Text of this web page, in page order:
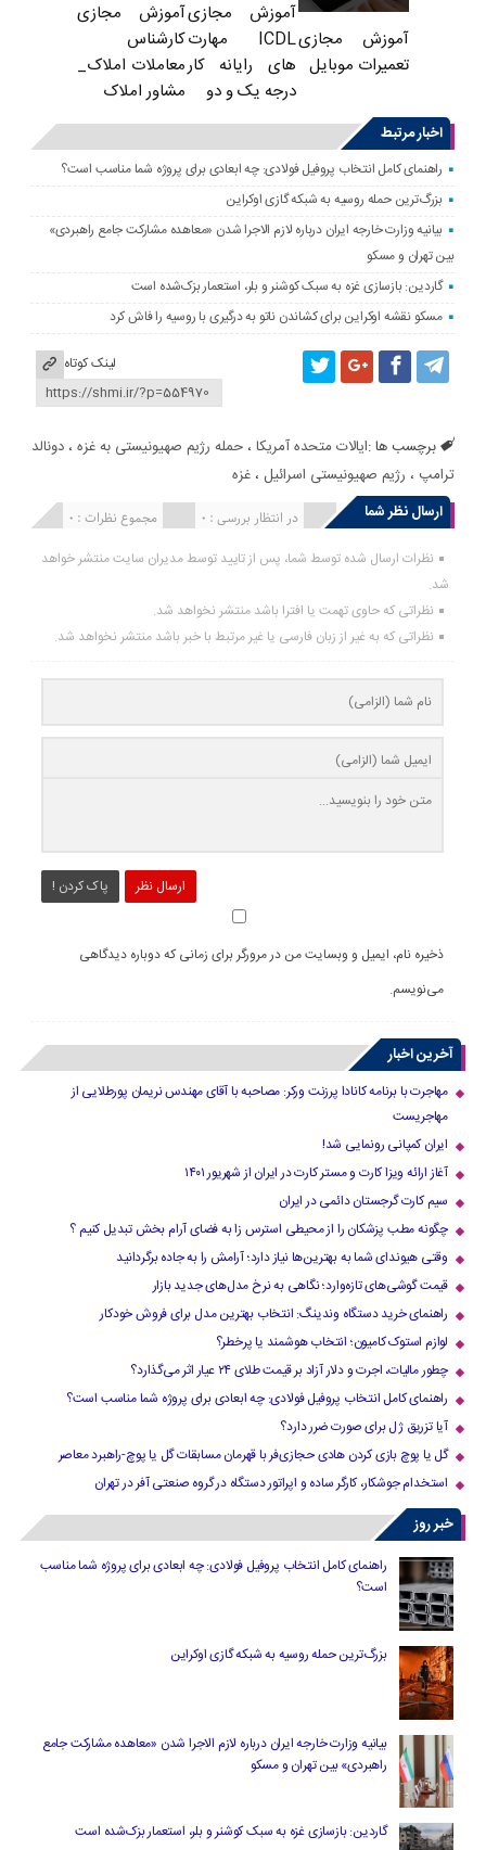
آموزش مجازی
تعمیرات موبایل
آموزش مجازی
ICDL مهارت
های رایانه کار
درجه یک و دو
آموزش مجازی
کارشناس
معاملات املاک_
مشاور املاک
اخبار مرتبط
راهنمای کامل انتخاب پروفیل فولادی: چه ابعادی برای پروژه شما مناسب است؟
بزرگ‌ترین حمله روسیه به شبکه گازی اوکراین
بیانیه وزارت خارجه ایران درباره لازم‌ الاجرا شدن «معاهده مشارکت جامع راهبردی»
بین تهران و مسکو
گاردین: بازسازی غزه به سبک کوشنر و بلر، استعمار بزک‌شده است
مسکو نقشه اوکراین برای کشاندن ناتو به درگیری با روسیه را فاش کرد
لینک کوتاه
برچسب ها :ایالات متحده آمریکا ،حمله رژیم صهیونیستی به غزه ،دونالد
ترامپ ، رژیم صهیونیستی اسرائیل ،غزه
ارسال نظر شما
مجموع نظرات : 0 در انتظار بررسی : 0 انتشار یافته : 0
نظرات ارسال شده توسط شما، پس از تایید توسط مدیران سایت منتشر خواهد
شد.
نظراتی که حاوی تهمت یا افترا باشد منتشر نخواهد شد.
نظراتی که به غیر از زبان فارسی یا غیر مرتبط با خبر باشد منتشر نخواهد شد.
ارسال نظر پاک کردن !
ذخیره نام، ایمیل و وبسایت من در مرورگر برای زمانی که دوباره دیدگاهی
می‌نویسم.
آخرین اخبار
مهاجرت با برنامه کانادا پرزنت ورکر: مصاحبه با آقای مهندس نریمان پورطلایی از
مهاجریست
ایران کمپانی رونمایی شد!
آغاز ارائه ویزا کارت و مستر کارت در ایران از شهریور ۱۴۰۱
سیم کارت گرجستان دائمی در ایران
چگونه مطب پزشکان را از محیطی استرس زا به فضای آرام بخش تبدیل کنیم ؟
وقتی هیوندای شما به بهترین‌ها نیاز دارد؛ آرامش را به جاده برگردانید
قیمت گوشی‌های تازه‌وارد؛ نگاهی به نرخ مدل‌های جدید بازار
راهنمای خرید دستگاه وندینگ: انتخاب بهترین مدل برای فروش خودکار
لوازم استوک کامیون؛ انتخاب هوشمند یا پرخطر؟
چطور مالیات، اجرت و دلار آزاد بر قیمت طلای ۲۴ عیار اثر می‌گذارد؟
راهنمای کامل انتخاب پروفیل فولادی: چه ابعادی برای پروژه شما مناسب است؟
آیا تزریق ژل برای صورت ضرر دارد​؟
گل یا پوچ بازی کردن هادی حجازی‌فر با قهرمان مسابقات گل یا پوچ-راهبرد معاصر
استخدام جوشکار، کارگر ساده و اپراتور دستگاه در گروه صنعتی آفر در تهران
خبر روز
راهنمای کامل انتخاب پروفیل فولادی: چه ابعادی برای پروژه شما مناسب
است؟
بزرگ‌ترین حمله روسیه به شبکه گازی اوکراین
بیانیه وزارت خارجه ایران درباره لازم‌ الاجرا شدن «معاهده مشارکت جامع
راهبردی» بین تهران و مسکو
گاردین: بازسازی غزه به سبک کوشنر و بلر، استعمار بزک‌شده است